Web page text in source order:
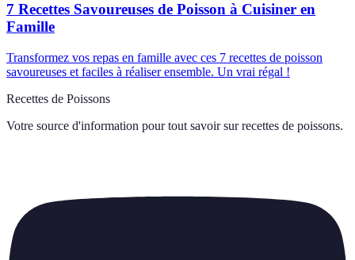
7 Recettes Savoureuses de Poisson à Cuisiner en
Famille
Transformez vos repas en famille avec ces 7 recettes de poisson
savoureuses et faciles à réaliser ensemble. Un vrai régal !
Recettes de Poissons
Votre source d'information pour tout savoir sur recettes de poissons.